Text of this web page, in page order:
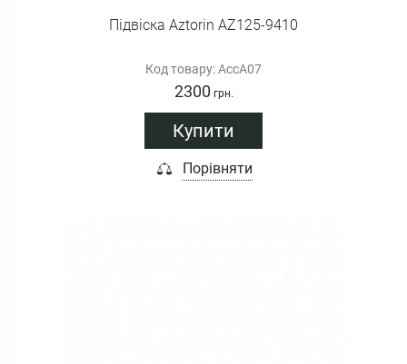
Підвіска Aztorin AZ125-9410
Код товару: AccA07
2300 грн.
Купити
Порівняти